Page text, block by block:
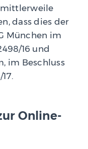
mittlerweile
dass dies der
München im
16 und
im Beschluss
Online-